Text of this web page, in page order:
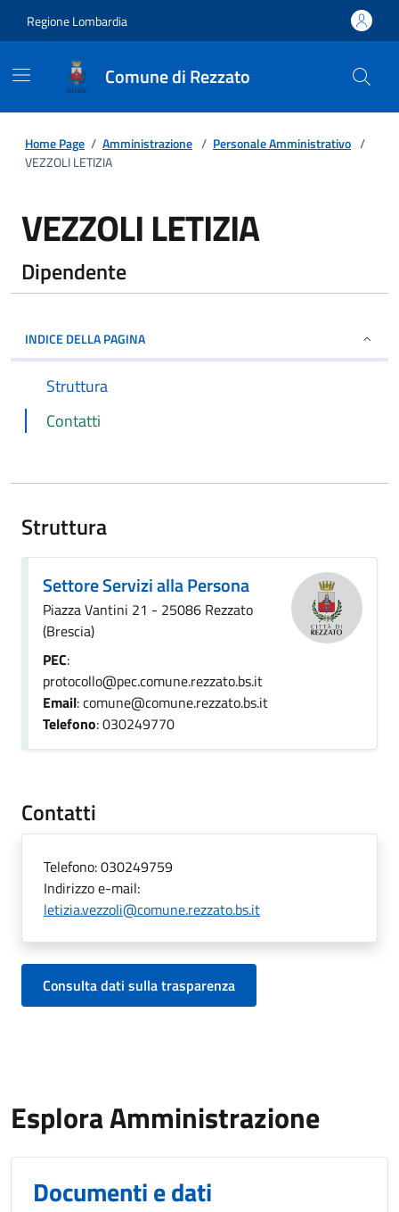
Regione Lombardia
Comune di Rezzato
Home Page / Amministrazione / Personale Amministrativo /
VEZZOLI LETIZIA
VEZZOLI LETIZIA
Dipendente
INDICE DELLA PAGINA
Struttura
Contatti
Struttura
Settore Servizi alla Persona
Piazza Vantini 21 - 25086 Rezzato
(Brescia)
PEC:
protocollo@pec.comune.rezzato.bs.it
Email: comune@comune.rezzato.bs.it
Telefono: 030249770
Contatti
Telefono:030249759
Indirizzo e-mail:
letizia.vezzoli@comune.rezzato.bs.it
Consulta dati sulla trasparenza
Esplora Amministrazione
Documenti e dati